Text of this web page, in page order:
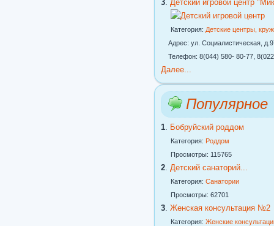
3. Детский игровой центр
Категория: Детские центры,
Адрес: ул. Социалистическая,
Телефон: 8(044) 580- 80-77,
Далее...
Популярное
1 Бобруйский роддом
Категория: Роддом
Просмотры: 115765
2 Детский санаторий...
Категория: Санатории
Просмотры: 62701
3 Женская консультация №2
Категория: Женские